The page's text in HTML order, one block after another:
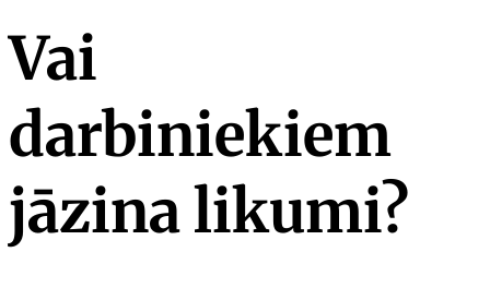
Vai
darbiniekiem
jāzina likumi?